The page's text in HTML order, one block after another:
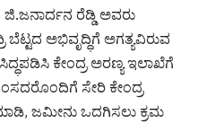
ಜಿ.ಜನಾರ್ದನ ರೆಡ್ಡಿ ಅವರು
ಅಭಿವೃದ್ಧಿಗೆ ಅಗತ್ಯವಿರುವ
ಕೇಂದ್ರ ಅರಣ್ಯ ಇಲಾಖೆಗೆ
ಸೇರಿ ಕೇಂದ್ರ
ಜಮೀನು ಒದಗಿಸಲು ಕ್ರಮ